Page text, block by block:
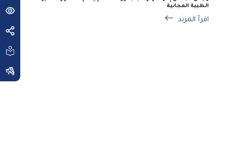
الطبية المجانية
اقرأ المزيد